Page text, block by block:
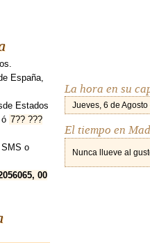
La hora en su
Jueves, 6 de
El tiempo en
Nunca llueve al
España,
Estados
ó 7?? ???
o
00